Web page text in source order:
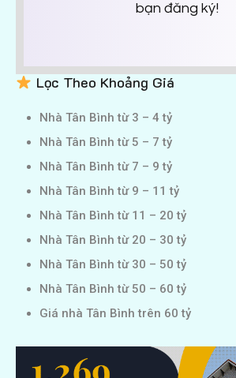
bạn đăng ký!
Lọc Theo Khoảng Giá
Nhà Tân Bình từ 3 – 4 tỷ
Nhà Tân Bình từ 5 – 7 tỷ
Nhà Tân Bình từ 7 – 9 tỷ
Nhà Tân Bình từ 9 – 11 tỷ
Nhà Tân Bình từ 11 – 20 tỷ
Nhà Tân Bình từ 20 – 30 tỷ
Nhà Tân Bình từ 30 – 50 tỷ
Nhà Tân Bình từ 50 – 60 tỷ
Giá nhà Tân Bình trên 60 tỷ